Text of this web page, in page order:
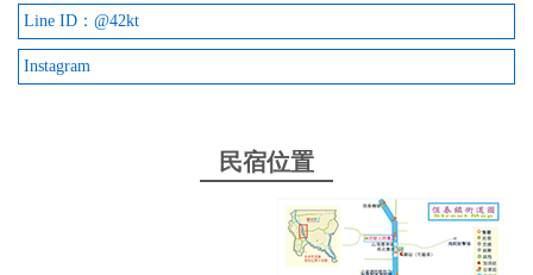
Line ID：@42kt
Instagram
民宿位置